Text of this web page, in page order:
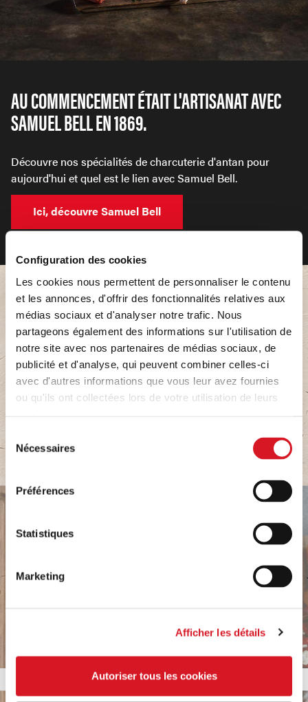
Configuration des cookies
Les cookies nous permettent de personnaliser le contenu
et les annonces, d'offrir des fonctionnalités relatives aux
médias sociaux et d'analyser notre trafic. Nous
partageons également des informations sur l'utilisation de
notre site avec nos partenaires de médias sociaux, de
publicité et d'analyse, qui peuvent combiner celles-ci
avec d'autres informations que vous leur avez fournies
ou qu'ils ont collectées lors de votre utilisation de leurs
Nécessaires
Préférences
Statistiques
Marketing
Afficher les détails
Autoriser tous les cookies
AU COMMENCEMENT ÉTAIT L'ARTISANAT AVEC
SAMUEL BELL EN 1869.
Découvre nos spécialités de charcuterie d'antan pour
aujourd'hui et quel est le lien avec Samuel Bell.
Ici, découvre Samuel Bell
AMÉLIORE TON EXPÉRIENCE SNACKING AVEC
NOS RECETTES
Tu veux tirer encore plus parti de tes spécialités snacking ?
Alors, teste nos recettes ! Que tu aimes les plats corsés,
légers ou épicés – tu trouveras forcément quelque chose
Play